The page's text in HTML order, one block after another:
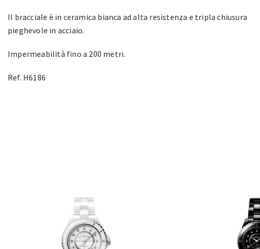
Il bracciale è in ceramica bianca ad alta resistenza e tripla chiusura
pieghevole in acciaio.
Impermeabilità fino a 200 metri.
Ref. H6186